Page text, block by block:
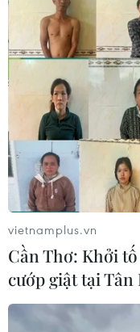
mụn, mẩn ngứa và
Tinh dầu thơm:
vietnamplus.vn
Cần Thơ: Khởi
cướp giật tại Tân